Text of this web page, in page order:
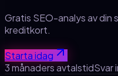
Gratis SEO-analys av din
kreditkort.
Starta idag
3 månaders avtalstidSvar